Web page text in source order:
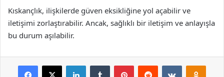
Kıskançlık, ilişkilerde güven eksikliğine yol açabilir ve
iletişimi zorlaştırabilir. Ancak, sağlıklı bir iletişim ve anlayışla
bu durum aşılabilir.
Facebook
X LinkedInTumblr PinterestReddit VKontakte